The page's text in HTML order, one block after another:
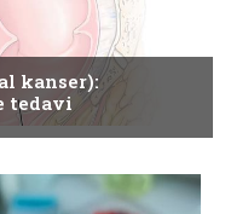
kanser):
tedavi